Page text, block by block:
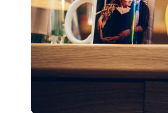
Фото
в
рамке
10х10
10×15
13×18
15×15
15×20